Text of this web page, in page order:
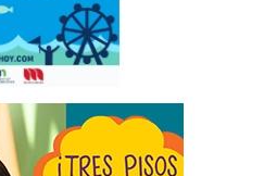
August 8, 2026